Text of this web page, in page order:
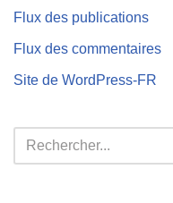
Flux des publications
Flux des commentaires
Site de WordPress-FR